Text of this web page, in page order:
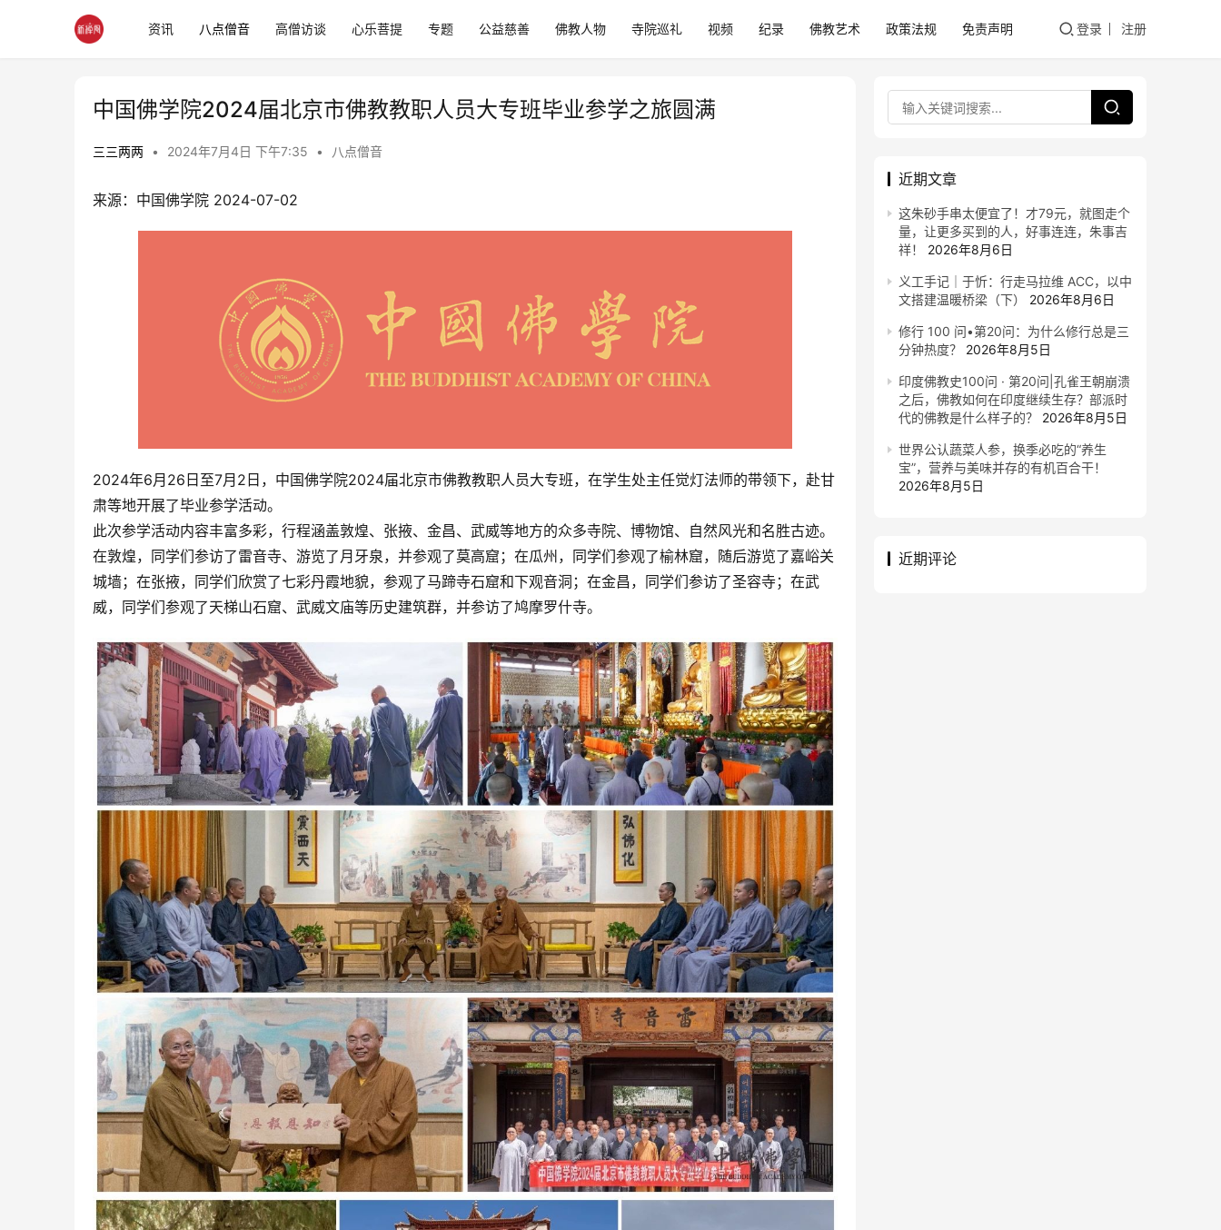
资讯 八点僧音 高僧访谈 心乐菩提 专题 公益慈善 佛教人物 寺院巡礼 视频 纪录 佛教艺术 政策法规 免责声明 登录 注册
中国佛学院2024届北京市佛教教职人员大专班毕业参学之旅圆满
三三两两 • 2024年7月4日 下午7:35 • 八点僧音
来源：中国佛学院 2024-07-02
2024年6月26日至7月2日，中国佛学院2024届北京市佛教教职人员大专班，在学生处主任觉灯法师的带领下，赴甘
肃等地开展了毕业参学活动。
此次参学活动内容丰富多彩，行程涵盖敦煌、张掖、金昌、武威等地方的众多寺院、博物馆、自然风光和名胜古迹。
在敦煌，同学们参访了雷音寺、游览了月牙泉，并参观了莫高窟；在瓜州，同学们参观了榆林窟，随后游览了嘉峪关
城墙；在张掖，同学们欣赏了七彩丹霞地貌，参观了马蹄寺石窟和下观音洞；在金昌，同学们参访了圣容寺；在武
威，同学们参观了天梯山石窟、武威文庙等历史建筑群，并参访了鸠摩罗什寺。
近期文章
这朱砂手串太便宜了！才79元，就图走个
量，让更多买到的人，好事连连，朱事吉
祥！
2026年8月6日
义工手记｜于忻：行走马拉维 ACC，以中
文搭建温暖桥梁（下）
2026年8月6日
修行 100 问•第20问：为什么修行总是三
分钟热度？
2026年8月5日
印度佛教史100问 · 第20问|孔雀王朝崩溃
之后，佛教如何在印度继续生存？部派时
代的佛教是什么样子的？
2026年8月5日
世界公认蔬菜人参，换季必吃的“养生
宝”，营养与美味并存的有机百合干！
2026年8月5日
近期评论